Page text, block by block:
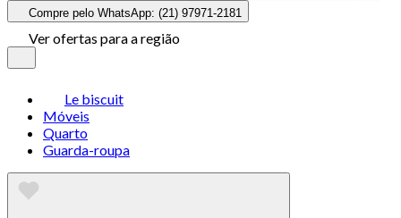
Compre pelo WhatsApp: (21) 97971-2181
Ver ofertas para a região
Le biscuit
Móveis
Quarto
Guarda-roupa